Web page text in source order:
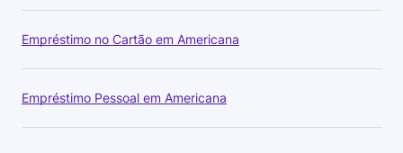
Empréstimo no Cartão em Americana
Empréstimo Pessoal em Americana